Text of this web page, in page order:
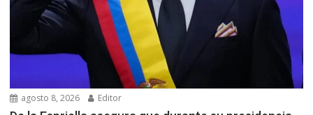
agosto 8, 2026 Editor